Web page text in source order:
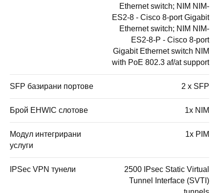
Ethernet switch; NIM NIM-
ES2-8 - Cisco 8-port Gigabit
Ethernet switch; NIM NIM-
ES2-8-P - Cisco 8-port
Gigabit Ethernet switch NIM
with PoE 802.3 af/at support
SFP базирани портове 2 x SFP
Брой EHWIC слотове 1x NIM
Модул интегрирани
услуги
1x PIM
IPSec VPN тунели
2500 IPsec Static Virtual
Tunnel Interface (SVTI)